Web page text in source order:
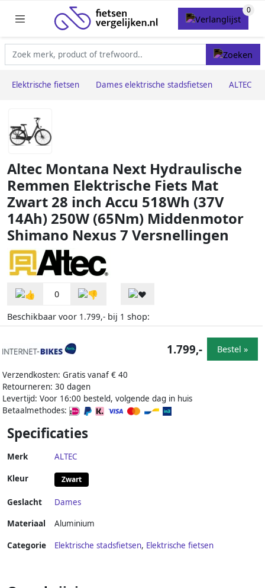
Elektrische fietsen Dames elektrische stadsfietsen ALTEC
Altec Montana Next Hydraulische
Remmen Elektrische Fiets Mat
Zwart 28 inch Accu 518Wh (37V
14Ah) 250W (65Nm) Middenmotor
Shimano Nexus 7 Versnellingen
0
Beschikbaar voor 1.799,- bij 1 shop:
Verzendkosten: Gratis vanaf € 40
Retourneren: 30 dagen
Levertijd: Voor 16:00 besteld, volgende dag in huis
Betaalmethodes:
1.799,- Bestel »
Specificaties
Merk ALTEC
Kleur Zwart
Geslacht
Dames
Materiaal
Aluminium
Categorie Elektrische stadsfietsen, Elektrische fietsen